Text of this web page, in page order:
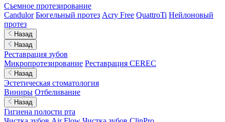
Съемное протезирование
Candulor Бюгельный протез Acry Free QuattroTi Нейлоновый
протез
Назад
Назад
Реставрация зубов
Микропротезирование Реставрация CEREC
Назад
Эстетическая стоматология
Виниры Отбеливание
Назад
Гигиена полости рта